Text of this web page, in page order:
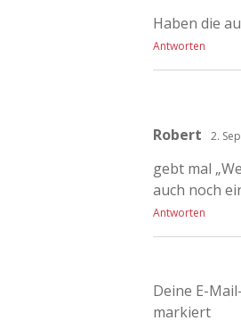
Haben die
Antworten
Robert 2.
gebt mal
auch noch
Antworten
Deine E-
markiert